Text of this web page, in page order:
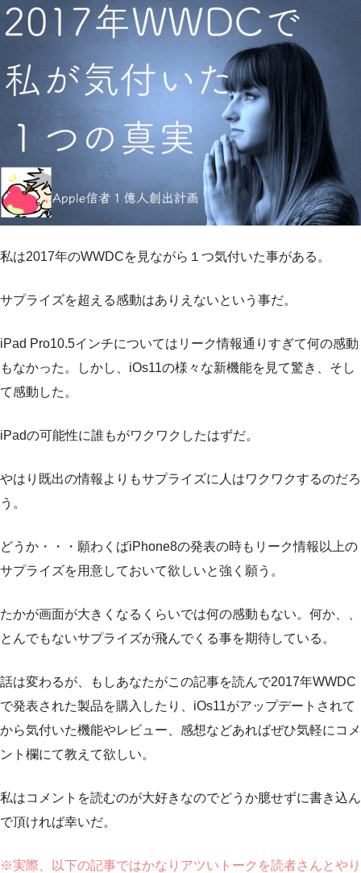
私は2017年のWWDCを見ながら１つ気付いた事がある。
サプライズを超える感動はありえないという事だ。
iPad Pro10.5インチについてはリーク情報通りすぎて何の感動
もなかった。しかし、iOs11の様々な新機能を見て驚き、そし
て感動した。
iPadの可能性に誰もがワクワクしたはずだ。
やはり既出の情報よりもサプライズに人はワクワクするのだろ
う。
どうか・・・願わくばiPhone8の発表の時もリーク情報以上の
サプライズを用意しておいて欲しいと強く願う。
たかが画面が大きくなるくらいでは何の感動もない。何か、、
とんでもないサプライズが飛んでくる事を期待している。
話は変わるが、もしあなたがこの記事を読んで2017年WWDC
で発表された製品を購入したり、iOs11がアップデートされて
から気付いた機能やレビュー、感想などあればぜひ気軽にコメ
ント欄にて教えて欲しい。
私はコメントを読むのが大好きなのでどうか臆せずに書き込ん
で頂ければ幸いだ。
※実際、以下の記事ではかなりアツいトークを読者さんとやり